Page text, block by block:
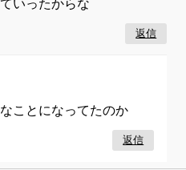
いったからな
返信
ことになってたのか
返信